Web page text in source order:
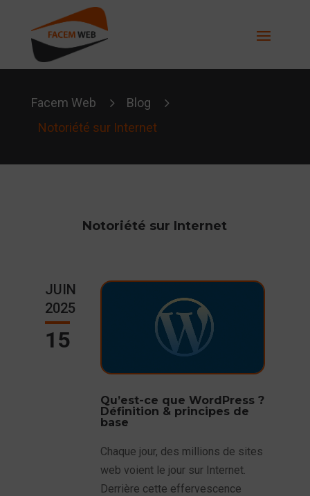
Facem Web 5 Blog 5
Notoriété sur Internet
Notoriété sur Internet
JUIN
2025
15
Qu’est-ce que WordPress ?
Définition & principes de
base
Chaque jour, des millions de sites
web voient le jour sur Internet.
Derrière cette effervescence